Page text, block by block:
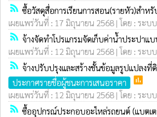
rss_feed ซื้อวัสดุสื่อการเรียนการสอน(รายหัว)สำห
เผยแพร่วันที่ : 17 มิถุนายน 2568 | โดย : ระบ
rss_feed จ้างจัดทำโปรแกรมจัดเก็บค่าน้ำประปาแบ
เผยแพร่วันที่ : 12 มิถุนายน 2568 | โดย : ระบ
rss_feed จ้างปรับปรุงและสร้างชั้นข้อมูลรูปแปลงที่
ประกาศรายชื่อผู้ชนะการเสนอราคา
poll
เผยแพร่วันที่ : 12 มิถุนายน 2568 | โดย : ระบ
rss_feed ซื้ออุปกรณ์ประกอบอะไหล่รถยนต์ (แบตเต